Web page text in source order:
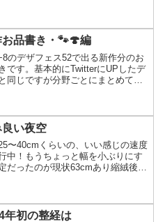
な…2万までで有るなら買ってしま
(笑)とりあ...
お品書き・🐾🍄編
のデザフェス52で出る新作分のお
です。基本的にTwitterにUPしたデ
同じですが分野ごとにまとめてみ
...
い夜空
〜40cmくらいの、いい感じの速度
中！もうちょっと幅を小ぶりにす
だったのが現状63cmあり縮絨後
とちょっと。この糸は縮絨したらフ
柔...
年初の整経は